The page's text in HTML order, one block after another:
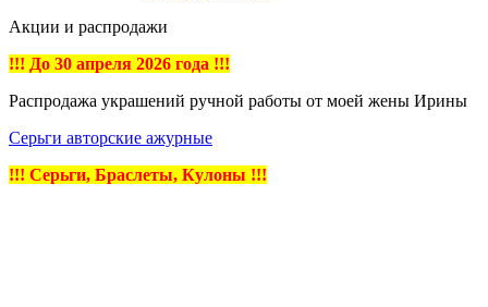
Акции и распродажи
!!! До 30 апреля 2026 года !!!
Распродажа украшений ручной работы от моей жены Ирины
Серьги авторские ажурные
!!! Серьги, Браслеты, Кулоны !!!